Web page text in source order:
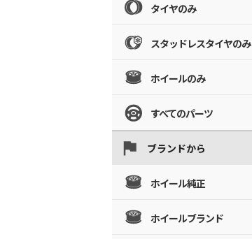
タイヤのみ
スタッドレスタイヤのみ
ホイールのみ
すべてのパーツ
ブランドから
ホイール純正
ホイールブランド